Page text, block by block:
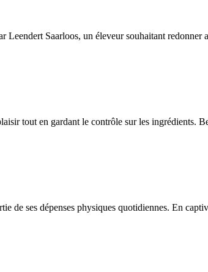
Saarloos, un éleveur souhaitant
tout en gardant le contrôle sur les ingrédients.
ses dépenses physiques quotidiennes. En